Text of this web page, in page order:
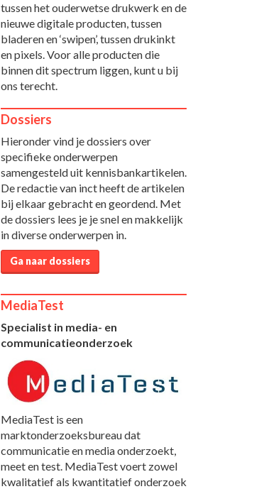
tussen het ouderwetse drukwerk en de
nieuwe digitale producten, tussen
bladeren en ‘swipen’, tussen drukinkt
en pixels. Voor alle producten die
binnen dit spectrum liggen, kunt u bij
ons terecht.
Dossiers
Hieronder vind je dossiers over
specifieke onderwerpen
samengesteld uit kennisbankartikelen.
De redactie van inct heeft de artikelen
bij elkaar gebracht en geordend. Met
de dossiers lees je je snel en makkelijk
in diverse onderwerpen in.
Ga naar dossiers
MediaTest
Specialist in media- en
communicatieonderzoek
MediaTest is een
marktonderzoeksbureau dat
communicatie en media onderzoekt,
meet en test. MediaTest voert zowel
kwalitatief als kwantitatief onderzoek